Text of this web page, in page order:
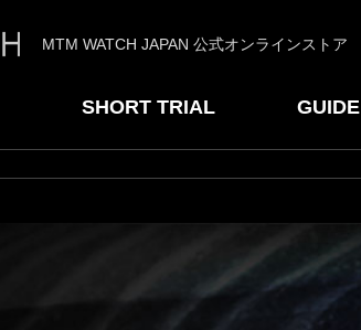
MTM WATCH JAPAN 公式オンラインストア
SHORT TRIAL GUIDE